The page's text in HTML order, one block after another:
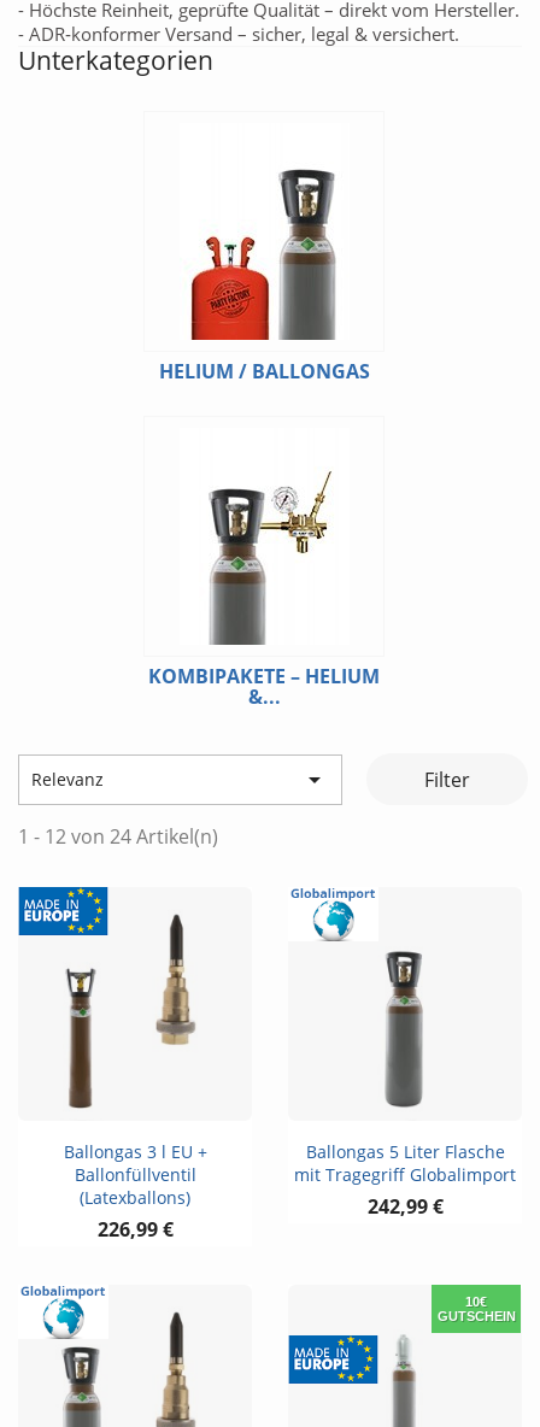
- Höchste Reinheit, geprüfte Qualität – direkt vom Hersteller.
- ADR‑konformer Versand – sicher, legal & versichert.
Unterkategorien
HELIUM / BALLONGAS
KOMBIPAKETE – HELIUM
&...
Relevanz  Filter
1 - 12 von 24 Artikel(n)
Ballongas 3 l EU +
Ballonfüllventil
(Latexballons)
226,99 €
Ballongas 5 Liter Flasche
mit Tragegriff Globalimport
242,99 €
10€
GUTSCHEIN